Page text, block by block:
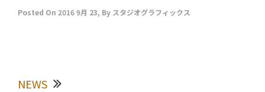
Posted On 2016 9月 23, By スタジオグラフィックス
NEWS